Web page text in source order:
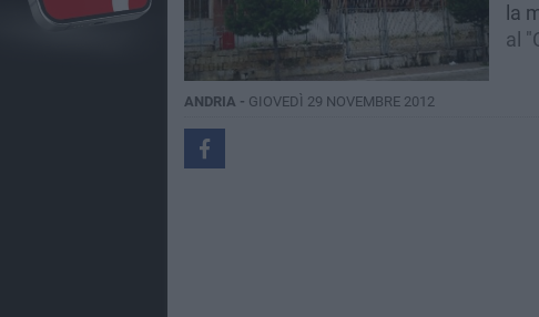
la
al
ANDRIA - GIOVEDÌ 29 NOVEMBRE 2012